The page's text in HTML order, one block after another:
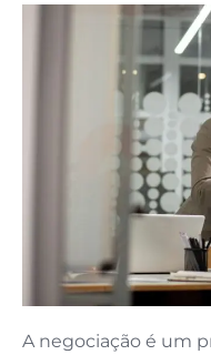
A negociação é um